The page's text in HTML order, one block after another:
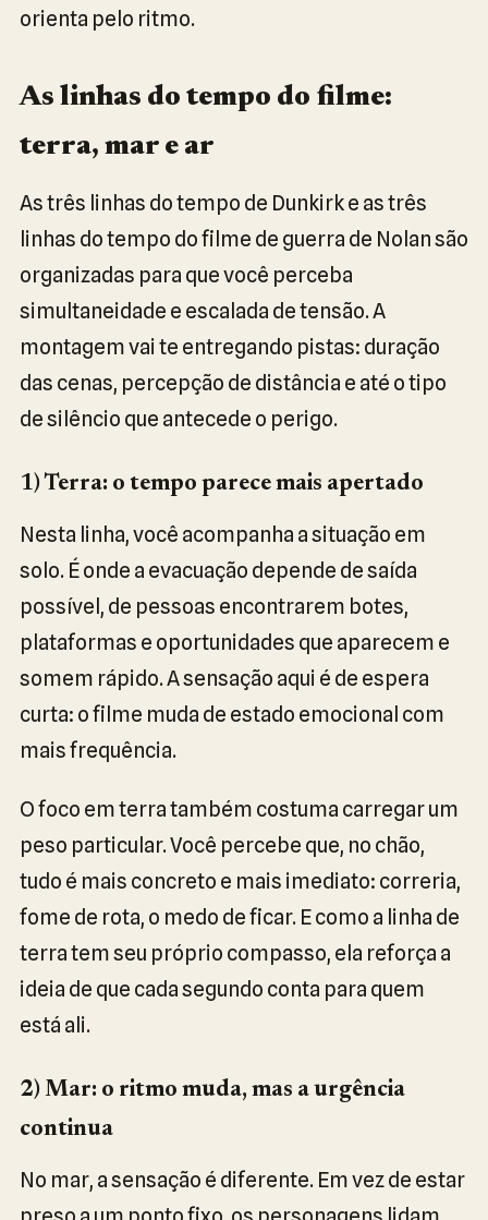
orienta pelo ritmo.
As linhas do tempo do filme:
terra, mar e ar
As três linhas do tempo de Dunkirk e as três
linhas do tempo do filme de guerra de Nolan são
organizadas para que você perceba
simultaneidade e escalada de tensão. A
montagem vai te entregando pistas: duração
das cenas, percepção de distância e até o tipo
de silêncio que antecede o perigo.
1) Terra: o tempo parece mais apertado
Nesta linha, você acompanha a situação em
solo. É onde a evacuação depende de saída
possível, de pessoas encontrarem botes,
plataformas e oportunidades que aparecem e
somem rápido. A sensação aqui é de espera
curta: o filme muda de estado emocional com
mais frequência.
O foco em terra também costuma carregar um
peso particular. Você percebe que, no chão,
tudo é mais concreto e mais imediato: correria,
fome de rota, o medo de ficar. E como a linha de
terra tem seu próprio compasso, ela reforça a
ideia de que cada segundo conta para quem
está ali.
2) Mar: o ritmo muda, mas a urgência
continua
No mar, a sensação é diferente. Em vez de estar